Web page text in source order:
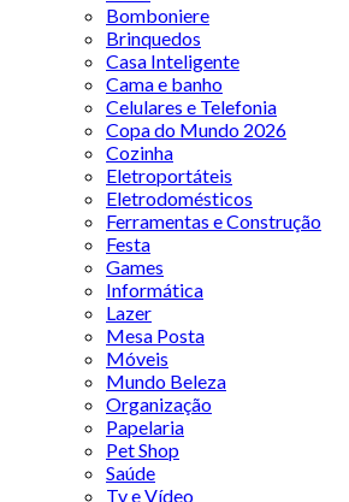
Bomboniere
Brinquedos
Casa Inteligente
Cama e banho
Celulares e Telefonia
Copa do Mundo 2026
Cozinha
Eletroportáteis
Eletrodomésticos
Ferramentas e Construção
Festa
Games
Informática
Lazer
Mesa Posta
Móveis
Mundo Beleza
Organização
Papelaria
Pet Shop
Saúde
Tv e Vídeo